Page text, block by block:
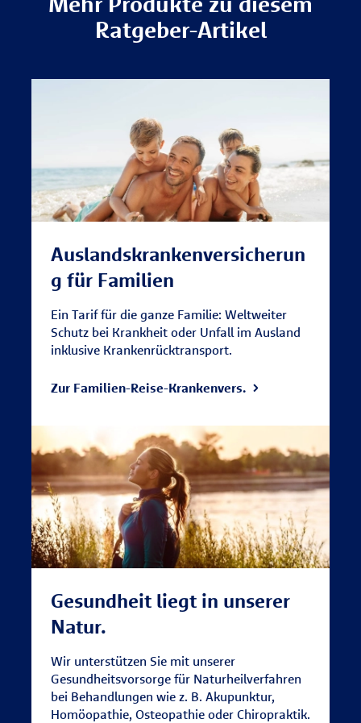
Vorratsdosen,
Schlafsack,
Spucktücher,
Handtücher
Ratgeber-Artikel
Auslandskrankenversicherun
g für Familien
Ein Tarif für die ganze Familie: Weltweiter
Schutz bei Krankheit oder Unfall im Ausland
inklusive Krankenrücktransport.
Zur Familien-Reise-Krankenvers.
Gesundheit liegt in unserer
Natur.
Wir unterstützen Sie mit unserer
Gesundheitsvorsorge für Naturheilverfahren
bei Behandlungen wie z. B. Akupunktur,
Homöopathie, Osteopathie oder Chiropraktik.